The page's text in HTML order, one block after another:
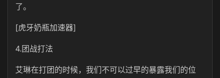
了。
[虎牙奶瓶加速器]
4.团战打法
艾琳在打团的时候，我们不可以过早的暴露我们的位